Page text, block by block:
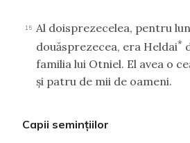
15
Al doisprezecelea, pentru
douăsprezecea, era Heldai*
familia lui Otniel. El avea o
şi patru de mii de oameni.
Capii seminţiilor